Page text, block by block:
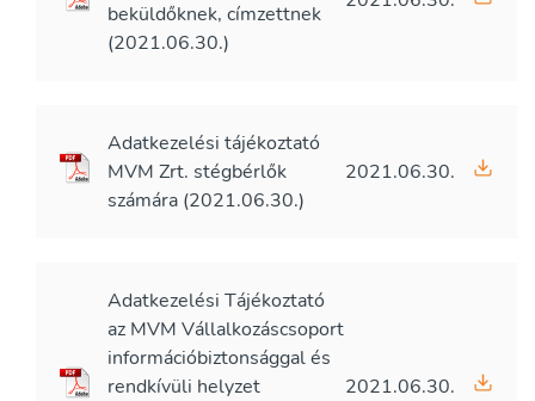
beküldőknek, címzettnek
(2021.06.30.)
Adatkezelési tájékoztató
MVM Zrt. stégbérlők
számára (2021.06.30.)
2021.06.30.
Adatkezelési Tájékoztató
az MVM Vállalkozáscsoport
információbiztonsággal és
rendkívüli helyzet
2021.06.30.